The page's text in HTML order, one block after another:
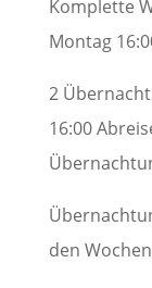
Komplette
Montag
2
16:00
den